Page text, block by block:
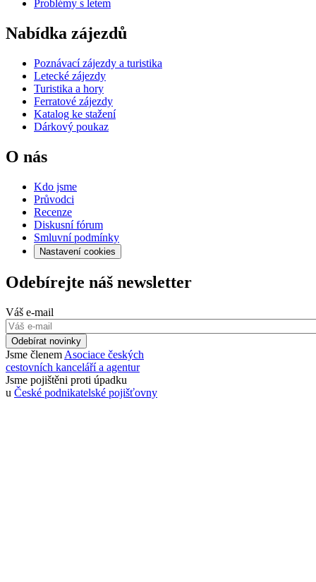
Problémy s letem
Nabídka zájezdů
Poznávací zájezdy a turistika
Letecké zájezdy
Turistika a hory
Ferratové zájezdy
Katalog ke stažení
Dárkový poukaz
O nás
Kdo jsme
Průvodci
Recenze
Diskusní fórum
Smluvní podmínky
Nastavení cookies
Odebírejte náš newsletter
Váš e-mail
Odebírat novinky
Jsme členem Asociace českých
cestovních kanceláří a agentur
Jsme pojištěni proti úpadku
u České podnikatelské pojišťovny